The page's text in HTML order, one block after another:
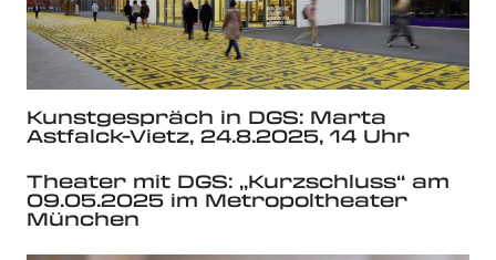
Kunstgespräch in DGS: Marta
Astfalck-Vietz, 24.8.2025, 14 Uhr
Theater mit DGS: „Kurzschluss“ am
09.05.2025 im Metropoltheater
München